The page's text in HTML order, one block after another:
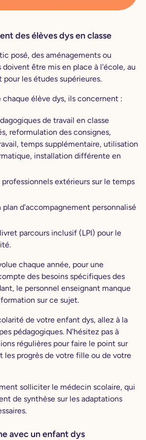
des élèves dys en classe
posé, des aménagements ou
être mis en place à l'école, au
les études supérieures.
chaque élève dys, ils concernent :
de travail en classe
reformulation des consignes,
temps supplémentaire, utilisation
installation différente en
extérieurs sur le temps
plan d'accompagnement personnalisé
parcours inclusif (LPI) pour le
chaque année, pour une
des besoins spécifiques des
le personnel enseignant manque
sur ce sujet.
de votre enfant dys, allez à la
pédagogiques. N'hésitez pas à
régulières pour faire le point sur
les progrès de votre fille ou de votre
solliciter le médecin scolaire, qui
de synthèse sur les adaptations
avec un enfant dys